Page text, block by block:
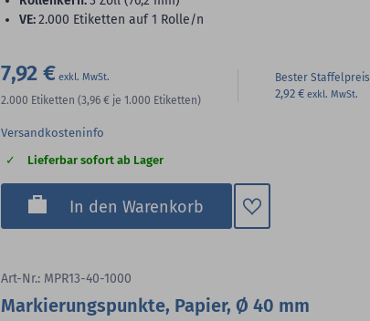
VE:2.000 Etiketten auf 1 Rolle/n
7,92 €
2.000 Etiketten (3,96 € je 1.000 Etiketten)
Bester Staffelpreis
2,92 €
Versandkosteninfo
Lieferbar sofort ab Lager
In den Warenkorb
Zum
Art-Nr.: MPR13-40-1000
Markierungspunkte, Papier, Ø 40 mm